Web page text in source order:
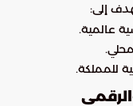
إلى:
عالمية.
للمملكة.